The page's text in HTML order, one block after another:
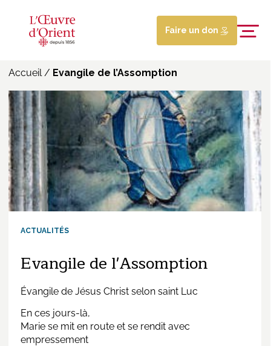
Faire un don
Accueil/ Evangile de l’Assomption
ACTUALITÉS
Evangile de l'Assomption
Évangile de Jésus Christ selon saint Luc
En ces jours-là,
Marie se mit en route et se rendit avec
empressement